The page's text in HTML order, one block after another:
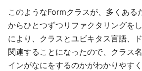
このようなFormクラスが、多くある
からひとつずつリファクタリングを
により、クラスとユビキタス言語、
関連することになったので、クラス
インがなにをするのかがわかりやす